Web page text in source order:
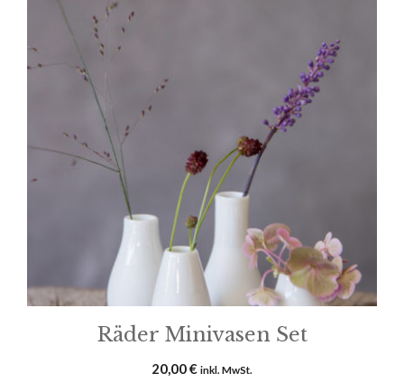
Räder Minivasen Set
20,00€ inkl. MwSt.